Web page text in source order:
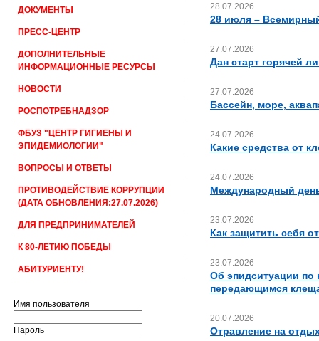
ДОКУМЕНТЫ
ПРЕСС-ЦЕНТР
ДОПОЛНИТЕЛЬНЫЕ
ИНФОРМАЦИОННЫЕ РЕСУРСЫ
НОВОСТИ
РОСПОТРЕБНАДЗОР
ФБУЗ "ЦЕНТР ГИГИЕНЫ И
ЭПИДЕМИОЛОГИИ"
ВОПРОСЫ И ОТВЕТЫ
ПРОТИВОДЕЙСТВИЕ КОРРУПЦИИ
(ДАТА ОБНОВЛЕНИЯ:27.07.2026)
ДЛЯ ПРЕДПРИНИМАТЕЛЕЙ
К 80-ЛЕТИЮ ПОБЕДЫ
АБИТУРИЕНТУ!
Имя пользователя
Пароль
28.07.2026
28 июля –
27.07.2026
Дан старт горячей
27.07.2026
Бассейн, море,
24.07.2026
Какие средства от
24.07.2026
Международный
23.07.2026
Как защитить себя
23.07.2026
Об эпидситуации по
передающимся
20.07.2026
Отравление на